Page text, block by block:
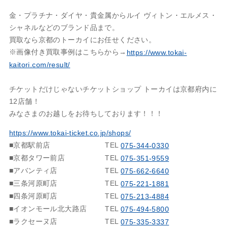
金・プラチナ・ダイヤ・貴金属からルイ ヴィトン・エルメス・
シャネルなどのブランド品まで。
買取なら京都のトーカイにお任せください。
※画像付き買取事例はこちらから→ https://www.tokai-
kaitori.com/result/
チケットだけじゃないチケットショップ トーカイは京都府内に
12店舗！
みなさまのお越しをお待ちしております！！！
https://www.tokai-ticket.co.jp/shops/
■京都駅前店
TEL075-344-0330
■京都タワー前店
TEL075-351-9559
■アバンティ店
TEL075-662-6640
■三条河原町店
TEL075-221-1881
■四条河原町店
TEL075-213-4884
■イオンモール北大路店
TEL075-494-5800
■ラクセーヌ店
TEL075-335-3337